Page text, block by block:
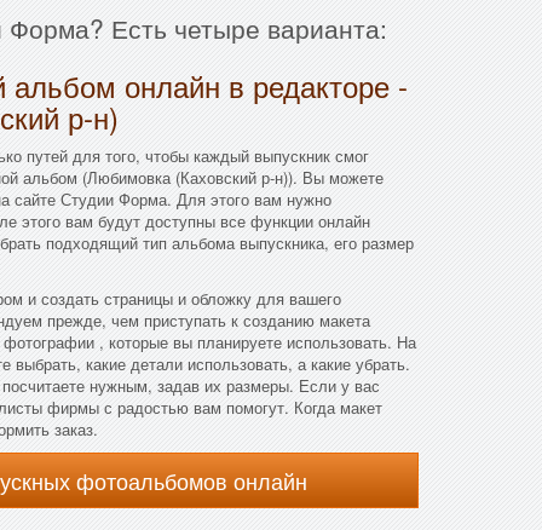
Есть четыре варианта:
альбом онлайн в редакторе -
р-н)
путей для того, чтобы каждый выпускник смог
альбом (Любимовка (Каховский р-н)). Вы можете
сайте Студии Форма. Для этого вам нужно
этого вам будут доступны все функции онлайн
подходящий тип альбома выпускника, его размер
и создать страницы и обложку для вашего
прежде, чем приступать к созданию макета
, которые вы планируете использовать. На
какие детали использовать, а какие убрать.
нужным, задав их размеры. Если у вас
фирмы с радостью вам помогут. Когда макет
заказ.
фотоальбомов онлайн